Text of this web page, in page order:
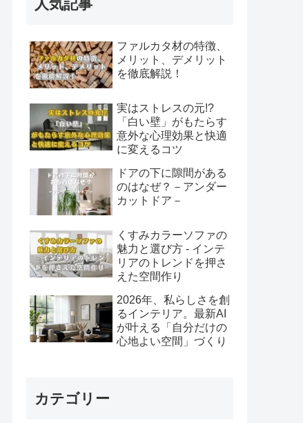
人気記事
ファルカタ材の特徴、
メリット、デメリット
を徹底解説！
実はストレスの元!?
「白い壁」がもたらす
意外な心理効果と快適
に変えるコツ
ドアの下に隙間がある
のはなぜ？－アンダー
カットドア－
くすみカラーソファの
魅力と選び方 - インテ
リアのトレンドを押さ
えた空間作り
2026年、私らしさを創
るインテリア。最新AI
が叶える「自分だけの
心地よい空間」づくり
カテゴリー